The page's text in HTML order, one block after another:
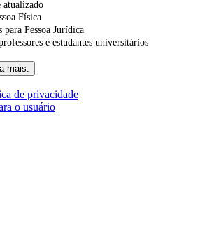
atualizado
Física
para Pessoa Jurídica
e estudantes universitários
de privacidade
o usuário